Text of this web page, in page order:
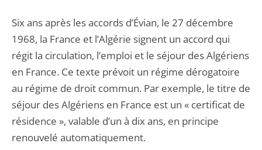
Six ans après les accords d’Évian, le 27 décembre
1968, la France et l’Algérie signent un accord qui
régit la circulation, l’emploi et le séjour des Algériens
en France. Ce texte prévoit un régime dérogatoire
au régime de droit commun. Par exemple, le titre de
séjour des Algériens en France est un « certificat de
résidence », valable d’un à dix ans, en principe
renouvelé automatiquement.